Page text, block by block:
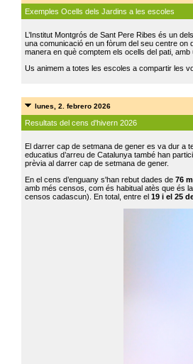
Exemples Ocells dels Jardins a les escoles
L’Institut Montgrós de Sant Pere Ribes és un
una comunicació en un fòrum del seu centre on
manera en què comptem els ocells del pati,
Us animem a totes les escoles a compartir les
lunes, 2. febrero 2026
Resultats del cens d'hivern 2026
El darrer cap de setmana de gener es va dur a
educatius d’arreu de Catalunya també han
prèvia al darrer cap de setmana de gener.
En el cens d’enguany s'han rebut dades de 76
amb més censos, com és habitual atès que és
censos cadascun). En total, entre el 19 i el 25